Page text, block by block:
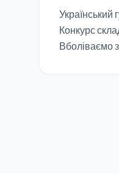
Український
Конкурс
Вболіваємо